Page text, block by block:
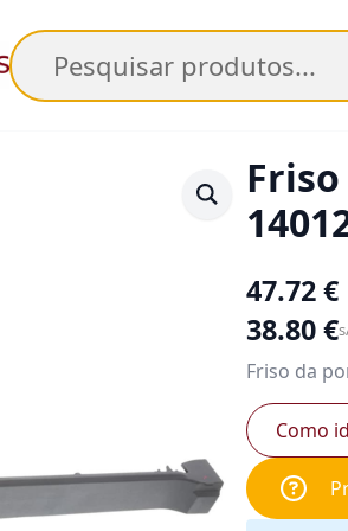
Pesquisar
47.72€
38.80€
Friso da
Como